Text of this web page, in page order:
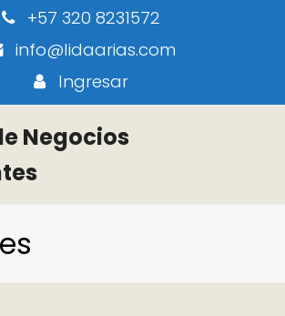
+57 320 8231572
info@lidaarias.com
Ingresar
Negocios